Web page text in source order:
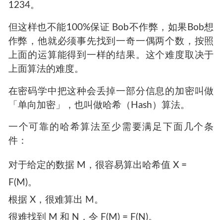
得到：
1234 + 123456 = 124690
124690 * 124690 = 15547596100
54759610 mod 456789 = 401719
Alice 拿到的结果是401719，既可以验证 Bob 有
没有撒谎，同时 Alice又很难根据401719算回
但这样也不能100%保证 Bob不作弊，如果Bob想
上面的运算能得到一样的结果。这个难度取决于
上面算法的难度。
在密码学中把这种会丢掉一部分信息的加密叫做
「单向加密」，也叫做哈希（Hash）算法。